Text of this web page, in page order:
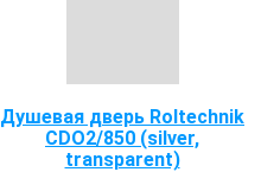
Душевая дверь Roltechnik
CDO2/850 (silver,
transparent)